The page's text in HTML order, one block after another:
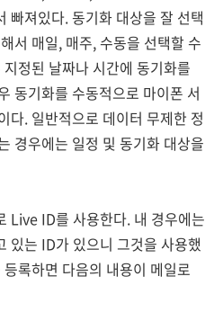
빠져있다. 동기화 대상을 잘 선택
서 매일, 매주, 수동을 선택할 수
정된 날짜나 시간에 동기화를
동기화를 수동적으로 마이폰 서
다. 일반적으로 데이터 무제한 정
경우에는 일정 및 동기화 대상을
Live ID를 사용한다. 내 경우에는
있는 ID가 있으니 그것을 사용했
록하면 다음의 내용이 메일로